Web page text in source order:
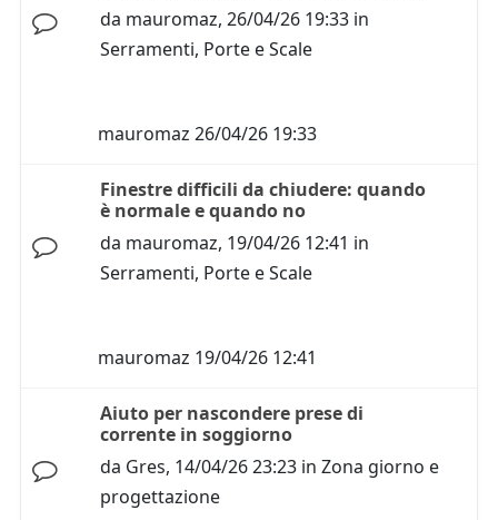
da mauromaz, 26/04/26 19:33 in
Serramenti, Porte e Scale
mauromaz 26/04/26 19:33
Finestre difficili da chiudere: quando
è normale e quando no
da mauromaz, 19/04/26 12:41 in
Serramenti, Porte e Scale
mauromaz 19/04/26 12:41
Aiuto per nascondere prese di
corrente in soggiorno
da Gres, 14/04/26 23:23 in Zona giorno e
progettazione